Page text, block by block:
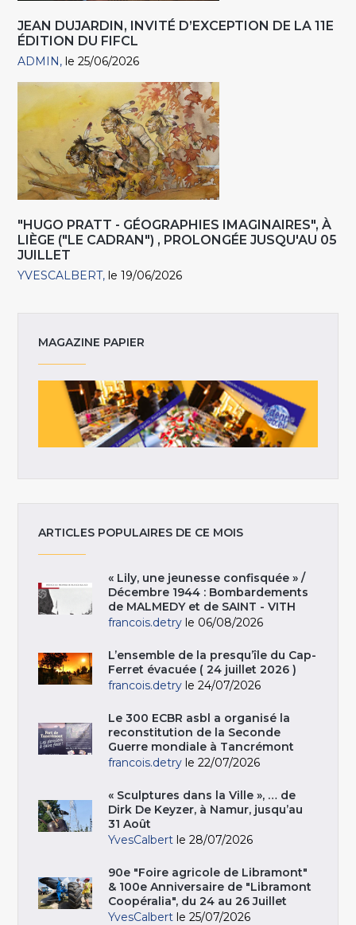
JEAN DUJARDIN, INVITÉ D’EXCEPTION DE LA 11E
ÉDITION DU FIFCL
ADMIN le 25/06/2026
"HUGO PRATT - GÉOGRAPHIES IMAGINAIRES", À
LIÈGE ("LE CADRAN") , PROLONGÉE JUSQU'AU 05
JUILLET
YVESCALBERT le 19/06/2026
MAGAZINE PAPIER
ARTICLES POPULAIRES DE CE MOIS
« Lily, une jeunesse confisquée » /
Décembre 1944 : Bombardements
de MALMEDY et de SAINT - VITH
francois.detry le 06/08/2026
L’ensemble de la presqu’île du Cap-
Ferret évacuée ( 24 juillet 2026 )
francois.detry le 24/07/2026
Le 300 ECBR asbl a organisé la
reconstitution de la Seconde
Guerre mondiale à Tancrémont
francois.detry le 22/07/2026
« Sculptures dans la Ville », … de
Dirk De Keyzer, à Namur, jusqu’au
31 Août
YvesCalbert le 28/07/2026
90e "Foire agricole de Libramont"
& 100e Anniversaire de "Libramont
Coopéralia", du 24 au 26 Juillet
YvesCalbert le 25/07/2026